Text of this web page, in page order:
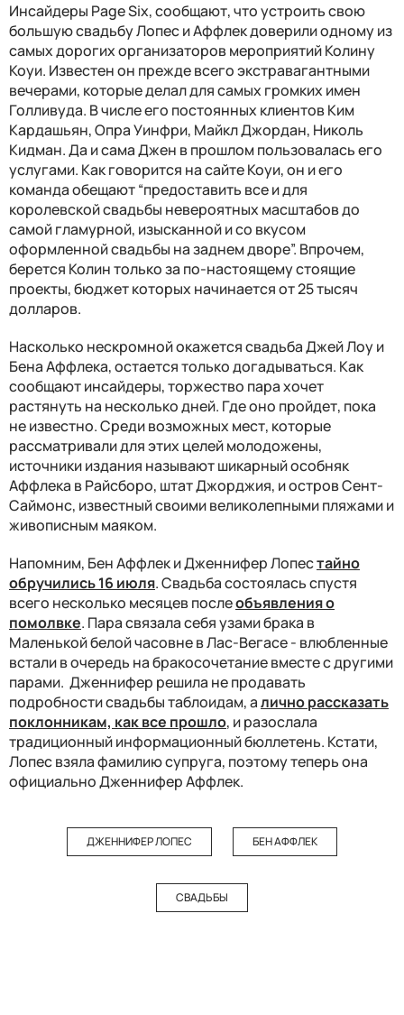
Инсайдеры Page Six, сообщают, что устроить свою
большую свадьбу Лопес и Аффлек доверили одному из
самых дорогих организаторов мероприятий Колину
Коуи. Известен он прежде всего экстравагантными
вечерами, которые делал для самых громких имен
Голливуда. В числе его постоянных клиентов Ким
Кардашьян, Опра Уинфри, Майкл Джордан, Николь
Кидман. Да и сама Джен в прошлом пользовалась его
услугами. Как говорится на сайте Коуи, он и его
команда обещают “предоставить все и для
королевской свадьбы невероятных масштабов до
самой гламурной, изысканной и со вкусом
оформленной свадьбы на заднем дворе”. Впрочем,
берется Колин только за по-настоящему стоящие
проекты, бюджет которых начинается от 25 тысяч
долларов.
Насколько нескромной окажется свадьба Джей Лоу и
Бена Аффлека, остается только догадываться. Как
сообщают инсайдеры, торжество пара хочет
растянуть на несколько дней. Где оно пройдет, пока
не известно. Среди возможных мест, которые
рассматривали для этих целей молодожены,
источники издания называют шикарный особняк
Аффлека в Райсборо, штат Джорджия, и остров Сент-
Саймонс, известный своими великолепными пляжами и
живописным маяком.
Напомним, Бен Аффлек и Дженнифер Лопестайно
обручились 16 июля. Свадьба состоялась спустя
всего несколько месяцев послеобъявления о
помолвке. Пара связала себя узами брака в
Маленькой белой часовне в Лас-Вегасе - влюбленные
встали в очередь на бракосочетание вместе с другими
парами. Дженнифер решила не продавать
подробности свадьбы таблоидам, алично рассказать
поклонникам, как все прошло, и разослала
традиционный информационный бюллетень. Кстати,
Лопес взяла фамилию супруга, поэтому теперь она
официально Дженнифер Аффлек.
ДЖЕННИФЕР ЛОПЕС БЕН АФФЛЕК
СВАДЬБЫ